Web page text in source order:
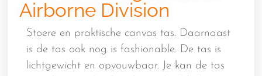
Airborne Division
Stoere en praktische canvas tas. Daarnaast
is de tas ook nog is fashionable. De tas is
lichtgewicht en opvouwbaar. Je kan de tas